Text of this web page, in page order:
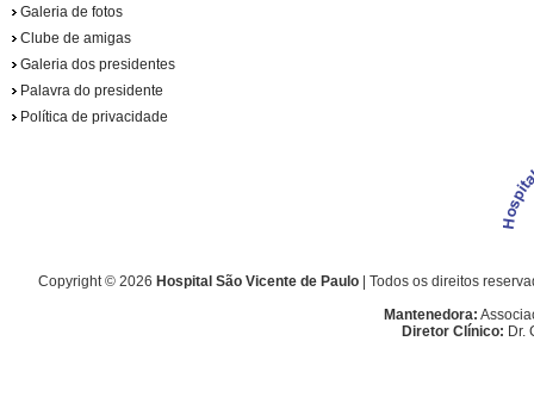
Galeria de fotos
Clube de amigas
Galeria dos presidentes
Palavra do presidente
Política de privacidade
Copyright © 2026 Hospital São Vicente de Paulo | Todos os direitos
Mantenedora:
Diretor Clínico: Dr.